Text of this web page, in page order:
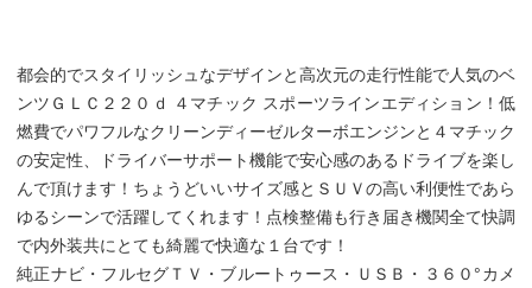
都会的でスタイリッシュなデザインと高次元の走行性能で人気のベ
ンツＧＬＣ２２０ｄ ４マチック スポーツラインエディション！低
燃費でパワフルなクリーンディーゼルターボエンジンと４マチック
の安定性、ドライバーサポート機能で安心感のあるドライブを楽し
んで頂けます！ちょうどいいサイズ感とＳＵＶの高い利便性であら
ゆるシーンで活躍してくれます！点検整備も行き届き機関全て快調
で内外装共にとても綺麗で快適な１台です！
純正ナビ・フルセグＴＶ・ブルートゥース・ＵＳＢ・３６０°カメ